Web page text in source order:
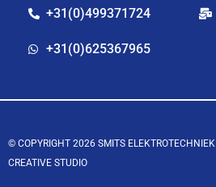
+31(0)499371724
+31(0)625367965
© COPYRIGHT 2026 SMITS ELEKTROTECHNIEK
CREATIVE STUDIO